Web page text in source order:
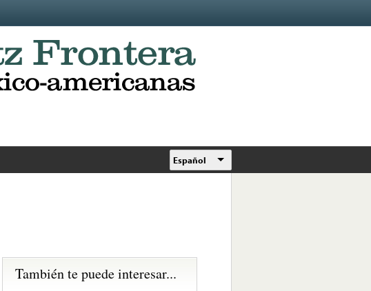
Español
También te puede interesar...